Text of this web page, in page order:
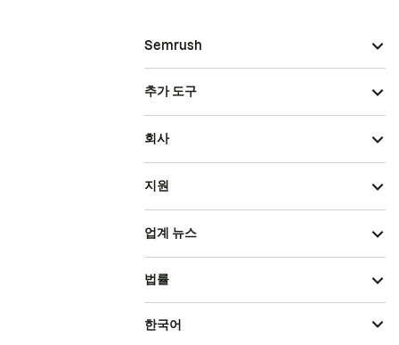
Semrush
추가 도구
회사
지원
업계 뉴스
법률
한국어